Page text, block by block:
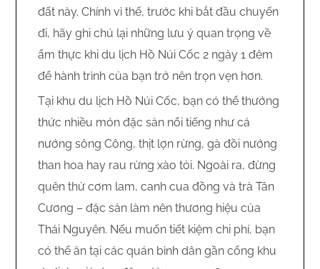
đất này. Chính vì thế, trước khi bắt đầu chuyến
đi, hãy ghi chú lại những lưu ý quan trọng về
ẩm thực khi du lịch Hồ Núi Cốc 2 ngày 1 đêm
để hành trình của bạn trở nên trọn vẹn hơn.
Tại khu du lịch Hồ Núi Cốc, bạn có thể thưởng
thức nhiều món đặc sản nổi tiếng như cá
nướng sông Công, thịt lợn rừng, gà đồi nướng
than hoa hay rau rừng xào tỏi. Ngoài ra, đừng
quên thử cơm lam, canh cua đồng và trà Tân
Cương – đặc sản làm nên thương hiệu của
Thái Nguyên. Nếu muốn tiết kiệm chi phí, bạn
có thể ăn tại các quán bình dân gần cổng khu